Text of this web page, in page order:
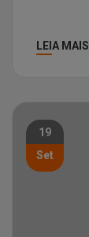
LEIA MAIS
19
Set